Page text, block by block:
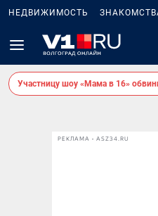
НЕДВИЖИМОСТЬ
Участницу шоу «Мама в 16»
РЕКЛАМА • ASZ34.RU